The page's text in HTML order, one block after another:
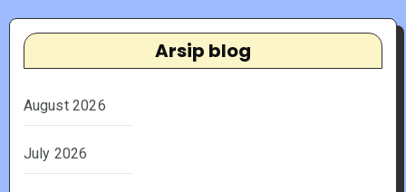
Arsip blog
August 2026
July 2026